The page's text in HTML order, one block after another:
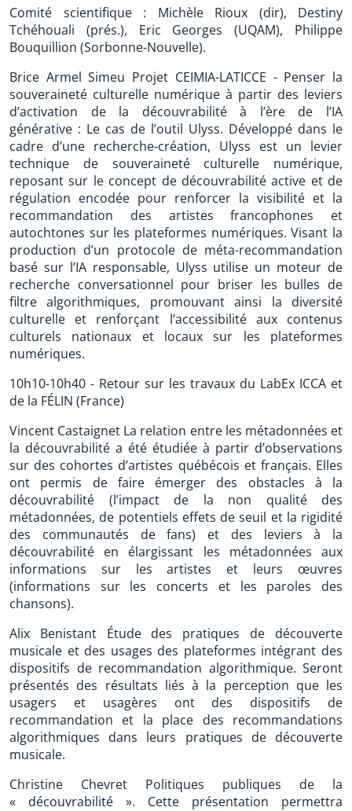
Comité scientifique : Michèle Rioux (dir), Destiny
Tchéhouali (prés.), Eric Georges (UQAM), Philippe
Bouquillion (Sorbonne-Nouvelle).
Brice Armel Simeu Projet CEIMIA-LATICCE - Penser la
souveraineté culturelle numérique à partir des leviers
d’activation de la découvrabilité à l’ère de l’IA
générative : Le cas de l’outil Ulyss. Développé dans le
cadre d’une recherche-création, Ulyss est un levier
technique de souveraineté culturelle numérique,
reposant sur le concept de découvrabilité active et de
régulation encodée pour renforcer la visibilité et la
recommandation des artistes francophones et
autochtones sur les plateformes numériques. Visant la
production d’un protocole de méta-recommandation
basé sur l’IA responsable, Ulyss utilise un moteur de
recherche conversationnel pour briser les bulles de
filtre algorithmiques, promouvant ainsi la diversité
culturelle et renforçant l’accessibilité aux contenus
culturels nationaux et locaux sur les plateformes
numériques.
10h10-10h40 - Retour sur les travaux du LabEx ICCA et
de la FÉLIN (France)
Vincent Castaignet La relation entre les métadonnées et
la découvrabilité a été étudiée à partir d’observations
sur des cohortes d’artistes québécois et français. Elles
ont permis de faire émerger des obstacles à la
découvrabilité (l’impact de la non qualité des
métadonnées, de potentiels effets de seuil et la rigidité
des communautés de fans) et des leviers à la
découvrabilité en élargissant les métadonnées aux
informations sur les artistes et leurs œuvres
(informations sur les concerts et les paroles des
chansons).
Alix Benistant Étude des pratiques de découverte
musicale et des usages des plateformes intégrant des
dispositifs de recommandation algorithmique. Seront
présentés des résultats liés à la perception que les
usagers et usagères ont des dispositifs de
recommandation et la place des recommandations
algorithmiques dans leurs pratiques de découverte
musicale.
Christine Chevret Politiques publiques de la
« découvrabilité ». Cette présentation permettra